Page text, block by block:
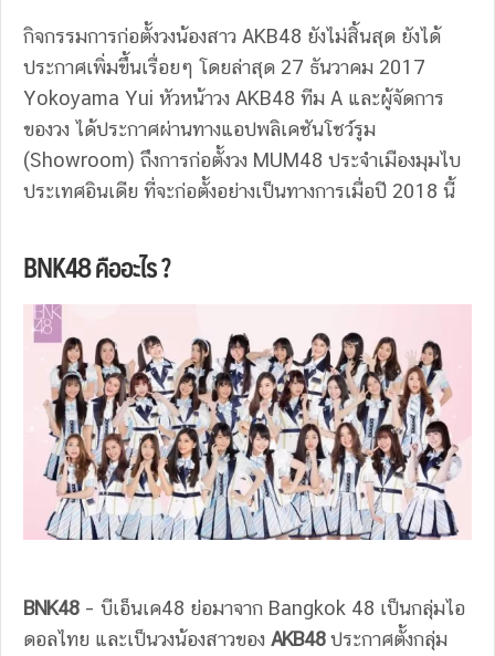
กิจกรรมการก่อตั้งวงน้องสาว AKB48 ยังไม่สิ้นสุด ยังได้
ประกาศเพิ่มขึ้นเรื่อยๆ โดยล่าสุด 27 ธันวาคม 2017
Yokoyama Yui หัวหน้าวง AKB48 ทีม A และผู้จัดการ
ของวง ได้ประกาศผ่านทางแอปพลิเคชันโชว์รูม
(Showroom) ถึงการก่อตั้งวง MUM48 ประจำเมืองมุมไบ
ประเทศอินเดีย ที่จะก่อตั้งอย่างเป็นทางการเมื่อปี 2018 นี้
BNK48 คืออะไร ?
BNK48– บีเอ็นเค48 ย่อมาจาก Bangkok 48 เป็นกลุ่มไอ
ดอลไทย และเป็นวงน้องสาวของ AKB48ประกาศตั้งกลุ่ม